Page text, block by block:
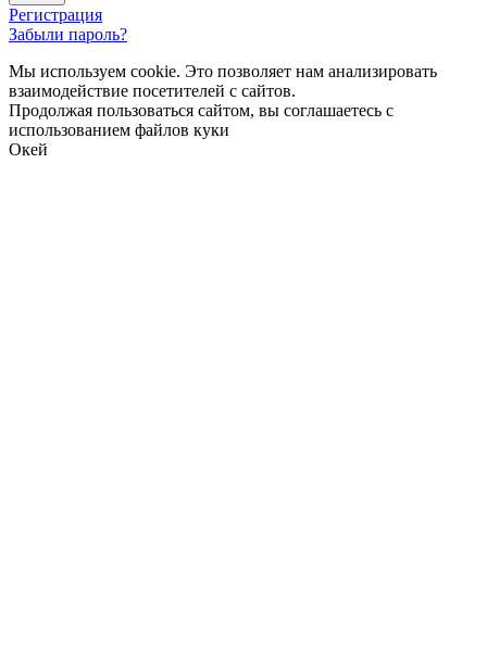
Регистрация
Забыли пароль?
Мы используем cookie. Это позволяет нам анализировать
взаимодействие посетителей с сайтов.
Продолжая пользоваться сайтом, вы соглашаетесь с
использованием файлов куки
Окей